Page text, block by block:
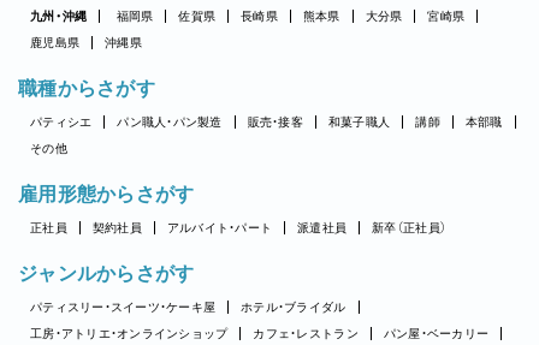
九州・沖縄 福岡県 佐賀県 長崎県 熊本県 大分県
宮崎県
鹿児島県
沖縄県
職種からさがす
パティシエ パン職人・パン製造 販売・接客 和菓子職人 講師
本部職
その他
雇用形態からさがす
正社員 契約社員 アルバイト・パート 派遣社員 新卒（正社員）
ジャンルからさがす
パティスリー・スイーツ・ケーキ屋
ホテル・ブライダル
工房・アトリエ・オンラインショップ
カフェ・レストラン
パン屋・ベーカリー